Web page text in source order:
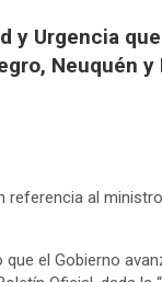
y Urgencia
Neuquén y
referencia al
el Gobierno